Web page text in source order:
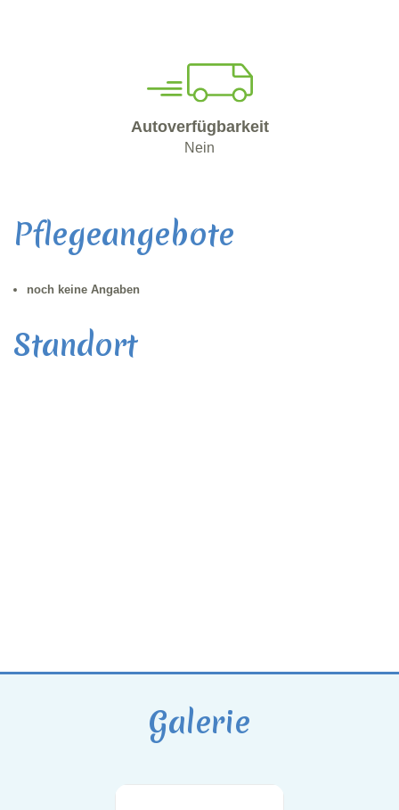
Autoverfügbarkeit
Nein
Pflegeangebote
noch keine Angaben
Standort
Galerie